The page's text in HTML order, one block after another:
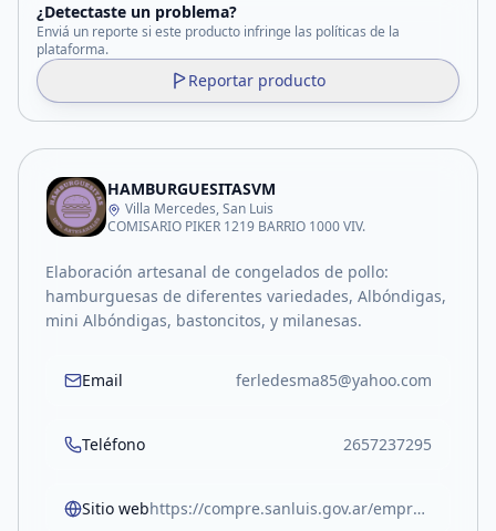
¿Detectaste un problema?
Enviá un reporte si este producto infringe las políticas de la
plataforma.
Reportar producto
HAMBURGUESITASVM
Villa Mercedes, San Luis
COMISARIO PIKER 1219 BARRIO 1000 VIV.
Elaboración artesanal de congelados de pollo:
hamburguesas de diferentes variedades, Albóndigas,
mini Albóndigas, bastoncitos, y milanesas.
Email ferledesma85@yahoo.com
Teléfono 2657237295
Sitio web https://compre.sanluis.gov.ar/empresa/hamburguesitasvm